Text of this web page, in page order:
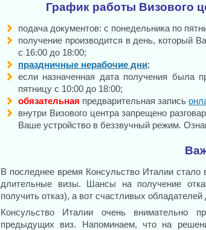
График работы Визового
подача документов: с понедельника по
получение производится в день, который
с 16:00 до 18:00;
праздничные нерабочие дни;
если назначенная дата получения была
пятницу с 10:00 до 18:00;
обязательная предварительная запись
внутри Визового центра запрещено
Ваше устройство в беззвучный режим.
В последнее время Консульство Италии
длительные визы. Шансы на получение
получить отказ), а вот счастливых
Консульство Италии очень внимательно
предыдущих виз. Напоминаем, что на